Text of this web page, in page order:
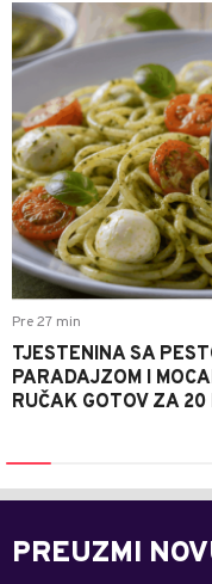
Pre 27 min
TJESTENINA SA
PARADAJZOM I
RUČAK GOTOV ZA 20
PREUZMI